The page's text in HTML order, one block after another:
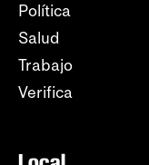
Política
Salud
Trabajo
Verifica